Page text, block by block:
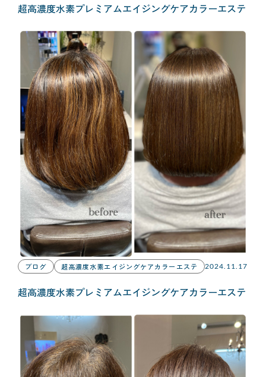
超高濃度水素プレミアムエイジングケアカラーエステ
ブログ 超高濃度水素エイジングケアカラーエステ 2024.11.17
超高濃度水素プレミアムエイジングケアカラーエステ